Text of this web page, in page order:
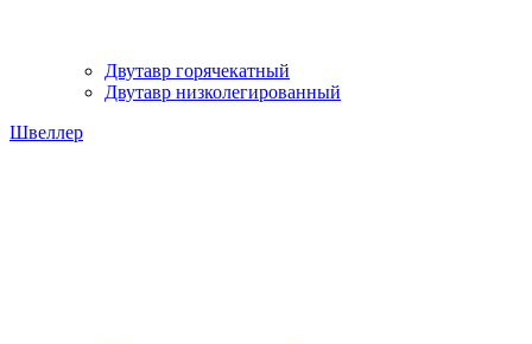
Двутавр горячекатный
Двутавр низколегированный
Швеллер